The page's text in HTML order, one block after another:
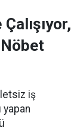
iş
yapan